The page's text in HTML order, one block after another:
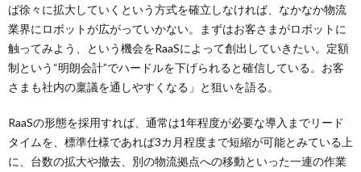
ば徐々に拡大していくという方式を確立しなければ、なかなか物流
業界にロボットが広がっていかない。まずはお客さまがロボットに
触ってみよう、という機会をRaaSによって創出していきたい。定額
制という“明朗会計”でハードルを下げられると確信している。お客
さまも社内の稟議を通しやすくなる」と狙いを語る。
RaaSの形態を採用すれば、通常は1年程度が必要な導入までリード
タイムを、標準仕様であれば3カ月程度まで短縮が可能とみている上
に、台数の拡大や撤去、別の物流拠点への移動といった一連の作業